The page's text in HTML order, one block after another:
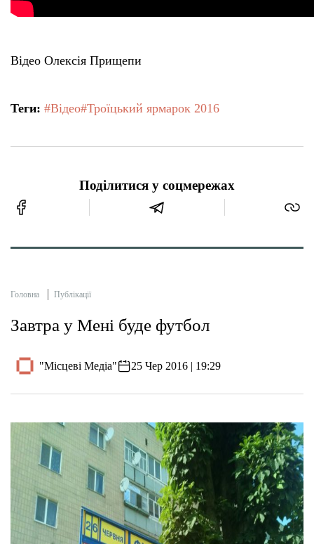
Відео Олексія Прищепи
Теги: #Відео#Троїцький ярмарок 2016
Поділитися у соцмережах
Головна Публікації
Завтра у Мені буде футбол
"Місцеві Медіа" 25 Чер 2016 | 19:29